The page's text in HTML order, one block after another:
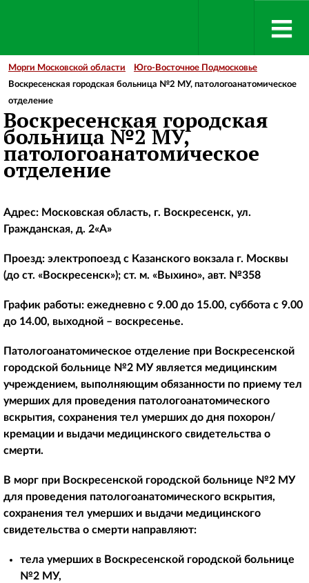
Морги Московской области
Юго-Восточное Подмосковье
Воскресенская городская больница №2 МУ, патологоанатомическое
отделение
Воскресенская городская
больница №2 МУ,
патологоанатомическое
отделение
Адрес: Московская область, г. Воскресенск, ул.
Гражданская, д. 2«А»
Проезд: электропоезд с Казанского вокзала г. Москвы
(до ст. «Воскресенск»); ст. м. «Выхино», авт. №358
График работы: ежедневно с 9.00 до 15.00, суббота с 9.00
до 14.00, выходной – воскресенье.
Патологоанатомическое отделение при Воскресенской
городской больнице №2 МУ является медицинским
учреждением, выполняющим обязанности по приему тел
умерших для проведения патологоанатомического
вскрытия, сохранения тел умерших до дня похорон/
кремации и выдачи медицинского свидетельства о
смерти.
В морг при Воскресенской городской больнице №2 МУ
для проведения патологоанатомического вскрытия,
сохранения тел умерших и выдачи медицинского
свидетельства о смерти направляют:
тела умерших в Воскресенской городской больнице
№2 МУ,